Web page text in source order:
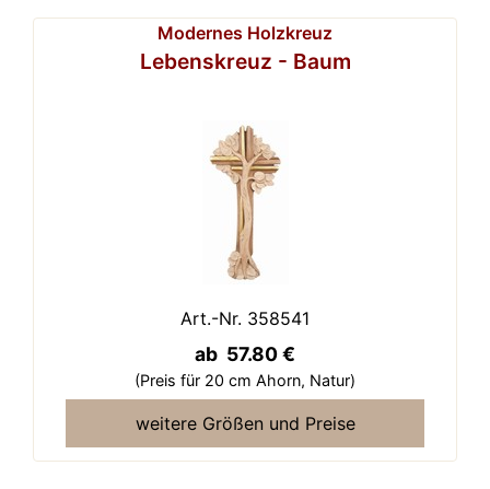
Modernes Holzkreuz
Lebenskreuz - Baum
Art.-Nr. 358541
ab 57.80 €
(Preis für 20 cm Ahorn, Natur)
weitere Größen und Preise